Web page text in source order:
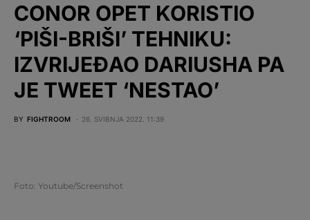
CONOR OPET KORISTIO
‘PIŠI-BRIŠI’ TEHNIKU:
IZVRIJEĐAO DARIUSHA PA
JE TWEET ‘NESTAO’
BY FIGHTROOM 26. SVIBNJA 2022. 11:39
Foto: Youtube/Screenshot